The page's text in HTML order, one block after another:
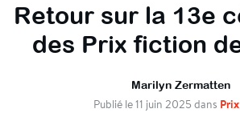
Retour sur la 13e
des Prix fiction
Marilyn Zermatten
Publié le 11 juin 2025 dans